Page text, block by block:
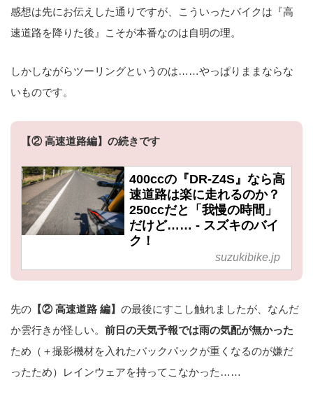
感想は先にお伝えした通りですが、こういったバイクは『高
速道路を降りた後』こそが本番なのは自明の理。
しかしながらツーリングというのは……やっぱりままならな
いものです。
【② 高速道路編】の続きです
400ccの『DR-Z4S』なら高
速道路は楽に走れるのか？
250ccだと「我慢の時間」
だけど…… - スズキのバイ
ク！
suzukibike.jp
先の 【② 高速道路 編】 の最後にすこし触れましたが、なんだ
か雲行きが怪しい。 前日の天気予報では雨の気配が無かった
ため（＋撮影機材を入れたバックパックが重くなるのが嫌だ
ったため）レインウェアを持ってこなかった……